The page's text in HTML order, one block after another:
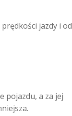
jazdy i od
pojazdu, a za jej